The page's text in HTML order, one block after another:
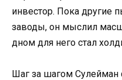
инвестор. Пока другие
заводы, он мыслил
дном для него стал
Шаг за шагом Сулейман